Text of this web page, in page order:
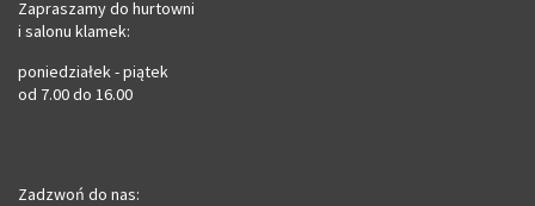
Zapraszamy do hurtowni
i salonu klamek:
poniedziałek - piątek
od 7.00 do 16.00
Zadzwoń do nas: